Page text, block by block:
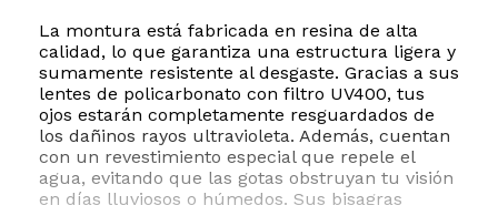
La montura está fabricada en resina de alta
calidad, lo que garantiza una estructura ligera y
sumamente resistente al desgaste. Gracias a sus
lentes de policarbonato con filtro UV400, tus
ojos estarán completamente resguardados de
los dañinos rayos ultravioleta. Además, cuentan
con un revestimiento especial que repele el
agua, evitando que las gotas obstruyan tu visión
en días lluviosos o húmedos. Sus bisagras